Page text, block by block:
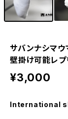
サバンナシマウ
壁掛け可能レプ
¥3,000
International